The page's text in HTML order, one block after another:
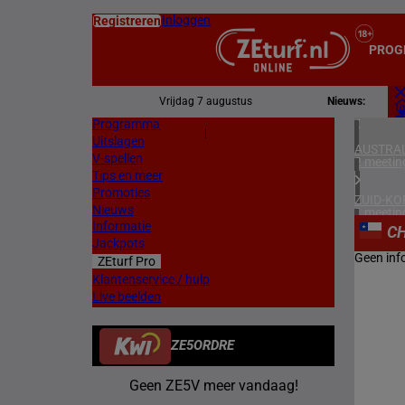
RegistrerenInloggen
Vrijdag 7 augustus Nieuws:
Programma
Uitslagen
V-spellen
Tips en meer
Promoties
Nieuws
Informatie
Jackpots
ZEturf Pro
Klantenservice / hulp
Live beelden
ZE5ORDRE
Geen ZE5V meer vandaag!
2
ZUID-
1
5
Geen